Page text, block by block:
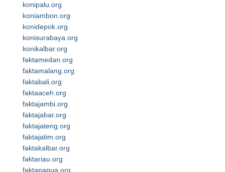
konipalu.org
koniambon.org
konidepok.org
konisurabaya.org
konikalbar.org
faktamedan.org
faktamalang.org
faktabali.org
faktaaceh.org
faktajambi.org
faktajabar.org
faktajateng.org
faktajatim.org
faktakalbar.org
faktariau.org
faktapapua.org